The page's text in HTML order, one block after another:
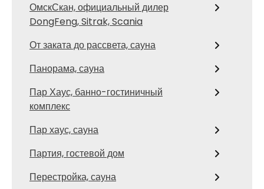
ОмскСкан, официальный дилер
DongFeng, Sitrak, Scania
От заката до рассвета, сауна
Панорама, сауна
Пар Хаус, банно-гостиничный
комплекс
Пар хаус, сауна
Партия, гостевой дом
Перестройка, сауна